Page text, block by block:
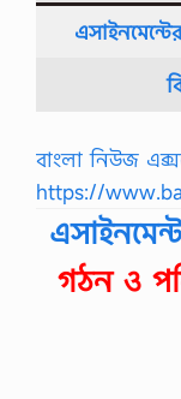
এসাইনমেন্টের
বাংলা নিউজ
https://
গঠন ও